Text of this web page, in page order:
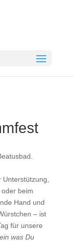
beim
Hand und
– ist
für unsere
was Du